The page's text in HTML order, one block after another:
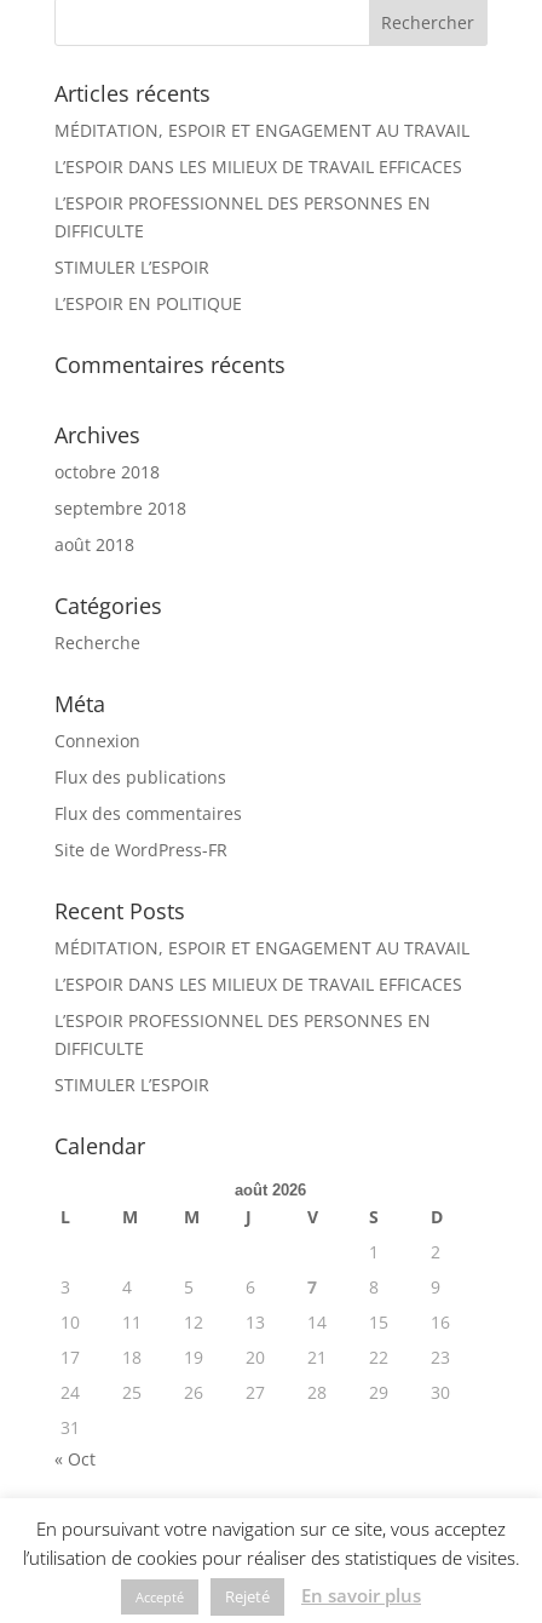
Articles récents
MÉDITATION, ESPOIR ET ENGAGEMENT AU TRAVAIL
L’ESPOIR DANS LES MILIEUX DE TRAVAIL EFFICACES
L’ESPOIR PROFESSIONNEL DES PERSONNES EN
DIFFICULTE
STIMULER L’ESPOIR
L’ESPOIR EN POLITIQUE
Commentaires récents
Archives
octobre 2018
septembre 2018
août 2018
Catégories
Recherche
Méta
Connexion
Flux des publications
Flux des commentaires
Site de WordPress-FR
Recent Posts
MÉDITATION, ESPOIR ET ENGAGEMENT AU TRAVAIL
L’ESPOIR DANS LES MILIEUX DE TRAVAIL EFFICACES
L’ESPOIR PROFESSIONNEL DES PERSONNES EN
DIFFICULTE
STIMULER L’ESPOIR
Calendar
août 2026
L M M J V S
D
1
2
3
4 5 6 7 8
9
10
11 12 13 14 15
16
17
18 19 20 21 22
23
24
25 26 27 28 29
30
31
« Oct
© 2019-2025 Hopexperts •
Politique de
confidentialité
En poursuivant votre navigation sur ce site, vous acceptez
l’utilisation de cookies pour réaliser des statistiques de visites.
Accepté Rejeté En savoir plus